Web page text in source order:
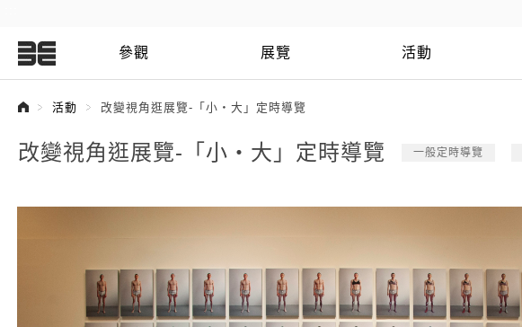
參觀 展覽 活動
活動 改變視角逛展覽-「小‧大」定時導覽
改變視角逛展覽-「小‧大」定時導覽 一般定時導覽